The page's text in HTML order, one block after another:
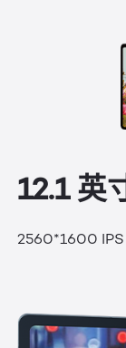
12.1 英
2560*1600 IPS